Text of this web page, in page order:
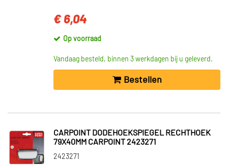
€ 6,04
Op voorraad
Vandaag besteld, binnen 3 werkdagen bij u geleverd.
Bestellen
CARPOINT DODEHOEKSPIEGEL RECHTHOEK
79X40MM CARPOINT 2423271
2423271